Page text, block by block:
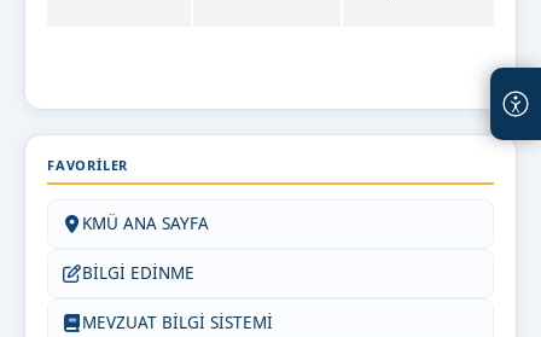
FAVORILER
KMÜ ANA SAYFA
BİLGİ EDİNME
MEVZUAT BİLGİ SİSTEMİ